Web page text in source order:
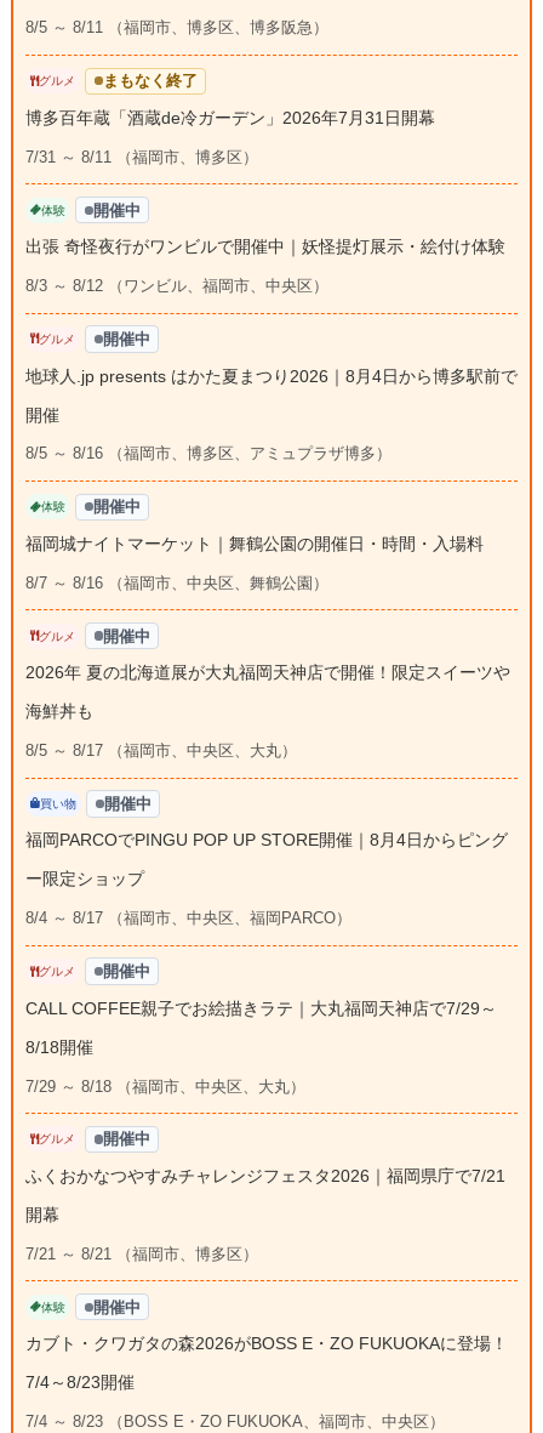
8/5 ～ 8/11 （福岡市、博多区、博多阪急）
グルメ まもなく終了
博多百年蔵「酒蔵de冷ガーデン」2026年7月31日開幕
7/31 ～ 8/11 （福岡市、博多区）
体験 開催中
出張 奇怪夜行がワンビルで開催中｜妖怪提灯展示・絵付け体験
8/3 ～ 8/12 （ワンビル、福岡市、中央区）
グルメ 開催中
地球人.jp presents はかた夏まつり2026｜8月4日から博多駅前で
開催
8/5 ～ 8/16 （福岡市、博多区、アミュプラザ博多）
体験 開催中
福岡城ナイトマーケット｜舞鶴公園の開催日・時間・入場料
8/7 ～ 8/16 （福岡市、中央区、舞鶴公園）
グルメ 開催中
2026年 夏の北海道展が大丸福岡天神店で開催！限定スイーツや
海鮮丼も
8/5 ～ 8/17 （福岡市、中央区、大丸）
買い物 開催中
福岡PARCOでPINGU POP UP STORE開催｜8月4日からピング
ー限定ショップ
8/4 ～ 8/17 （福岡市、中央区、福岡PARCO）
グルメ 開催中
CALL COFFEE親子でお絵描きラテ｜大丸福岡天神店で7/29～
8/18開催
7/29 ～ 8/18 （福岡市、中央区、大丸）
グルメ 開催中
ふくおかなつやすみチャレンジフェスタ2026｜福岡県庁で7/21
開幕
7/21 ～ 8/21 （福岡市、博多区）
体験 開催中
カブト・クワガタの森2026がBOSS E・ZO FUKUOKAに登場！
7/4～8/23開催
7/4 ～ 8/23 （BOSS E・ZO FUKUOKA、福岡市、中央区）